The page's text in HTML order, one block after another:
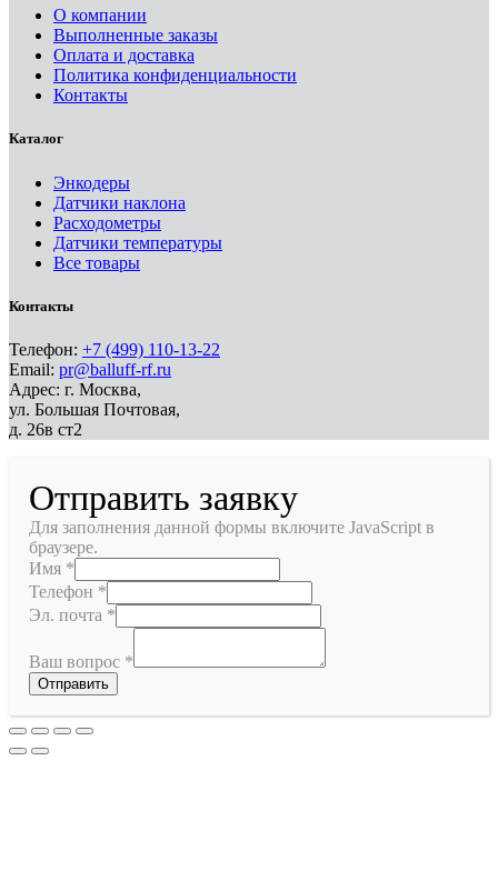
О компании
Выполненные заказы
Оплата и доставка
Политика конфиденциальности
Контакты
Каталог
Энкодеры
Датчики наклона
Расходометры
Датчики температуры
Все товары
Контакты
Телефон: +7 (499) 110-13-22
Email: pr@balluff-rf.ru
Адрес: г. Москва,
ул. Большая Почтовая,
д. 26в ст2
Отправить заявку
Для заполнения данной формы включите JavaScript в
браузере.
Имя *
Телефон *
Эл. почта *
Ваш вопрос *
Отправить